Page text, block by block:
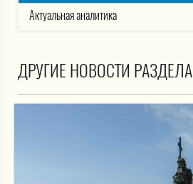
Актуальная аналитика
ДРУГИЕ НОВОСТИ РАЗДЕЛА